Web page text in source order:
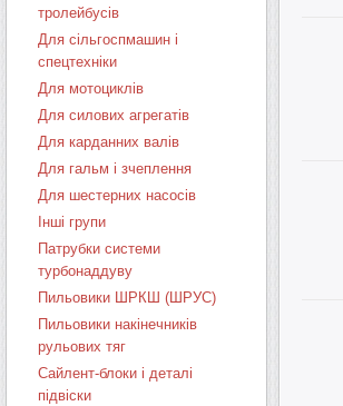
тролейбусів
Для сільгоспмашин і
спецтехніки
Для мотоциклів
Для силових агрегатів
Для карданних валів
Для гальм і зчеплення
Для шестерних насосів
Інші групи
Патрубки системи
турбонаддуву
Пильовики ШРКШ (ШРУС)
Пильовики накінечників
рульових тяг
Сайлент-блоки і деталі
підвіски